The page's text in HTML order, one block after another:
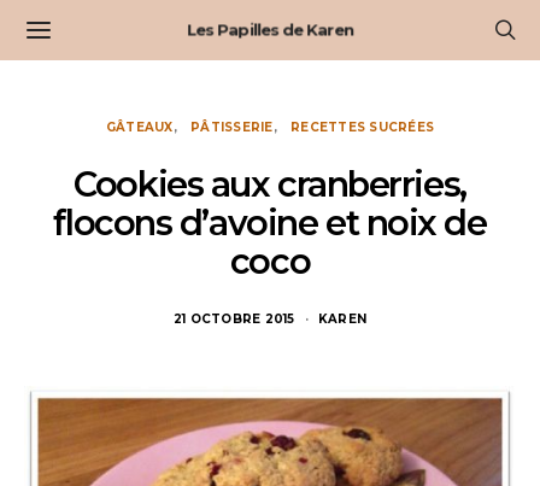
Les Papilles de Karen
GÂTEAUX PÂTISSERIE RECETTES SUCRÉES
Cookies aux cranberries,
flocons d’avoine et noix de
coco
21 OCTOBRE 2015 KAREN